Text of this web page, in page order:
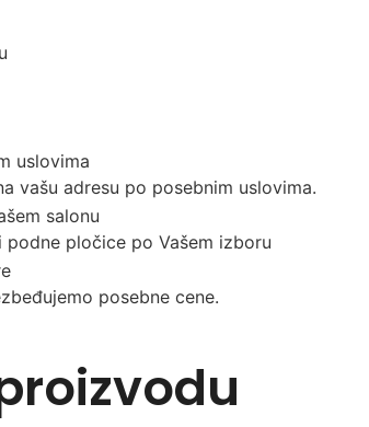
uslovima
vašu adresu po posebnim uslovima.
salonu
pločice po Vašem izboru
posebne cene.